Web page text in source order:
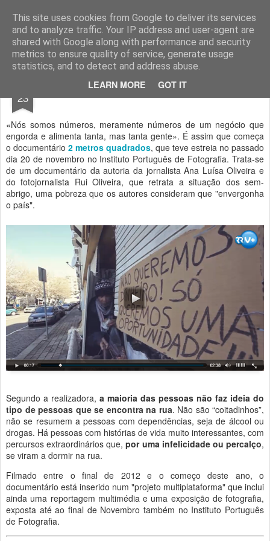
This site uses cookies from Google to deliver its services
and to analyze traffic. Your IP address and user-agent are
shared with Google along with performance and security
metrics to ensure quality of service, generate usage
statistics, and to detect and address abuse.
LEARN MORE GOT IT
Geopalavras
canal800 clique ZapCanal
23 Prelúdio de natal.
«Nós somos números, meramente números de um negócio que
engorda e alimenta tanta, mas tanta gente». É assim que começa
o documentário 2 metros quadrados, que teve estreia no passado
dia 20 de novembro no Instituto Português de Fotografia. Trata-se
de um documentário da autoria da jornalista Ana Luísa Oliveira e
do fotojornalista Rui Oliveira, que retrata a situação dos sem-
abrigo, uma pobreza que os autores consideram que "envergonha
o país".
Segundo a realizadora, a maioria das pessoas não faz ideia do
tipo de pessoas que se encontra na rua. Não são “coitadinhos”,
não se resumem a pessoas com dependências, seja de álcool ou
drogas. Há pessoas com histórias de vida muito interessantes, com
percursos extraordinários que,por uma infelicidade ou percalço,
se viram a dormir na rua.
Filmado entre o final de 2012 e o começo deste ano, o
documentário está inserido num "projeto multiplataforma" que inclui
ainda uma reportagem multimédia e uma exposição de fotografia,
exposta até ao final de Novembro também no Instituto Português
de Fotografia.